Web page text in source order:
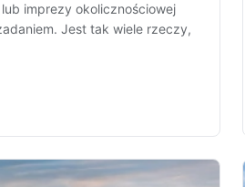
imprezy okolicznościowej
Jest tak wiele rzeczy,